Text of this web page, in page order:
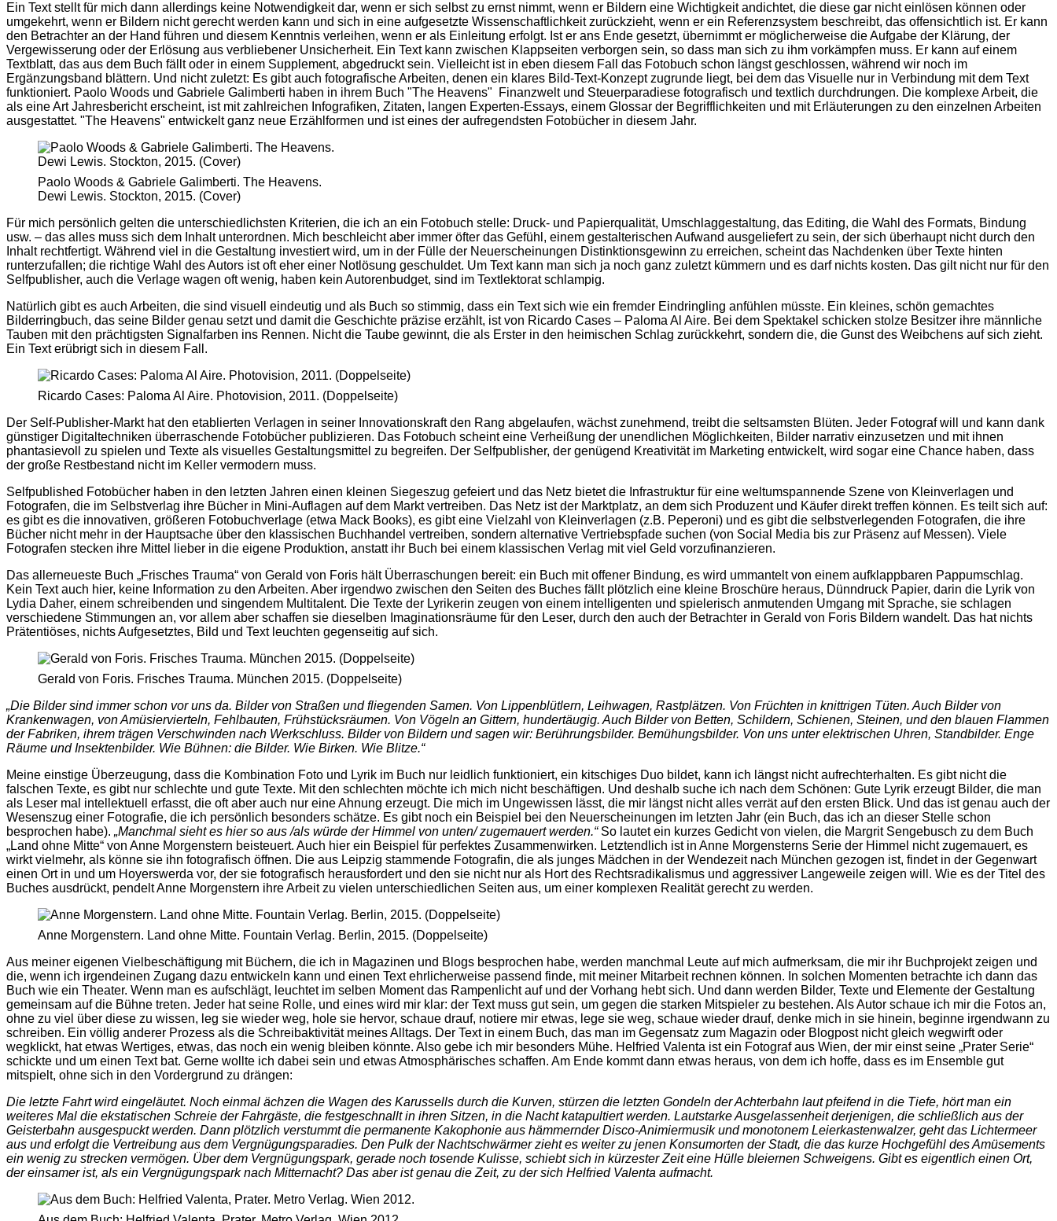
Ein Text stellt für mich dann allerdings keine Notwendigkeit dar, wenn er sich selbst zu ernst nimmt, wenn er Bildern eine Wichtigkeit andichtet, die diese gar nicht einlösen können oder
umgekehrt, wenn er Bildern nicht gerecht werden kann und sich in eine aufgesetzte Wissenschaftlichkeit zurückzieht, wenn er ein Referenzsystem beschreibt, das offensichtlich ist. Er kann
den Betrachter an der Hand führen und diesem Kenntnis verleihen, wenn er als Einleitung erfolgt. Ist er ans Ende gesetzt, übernimmt er möglicherweise die Aufgabe der Klärung, der
Vergewisserung oder der Erlösung aus verbliebener Unsicherheit. Ein Text kann zwischen Klappseiten verborgen sein, so dass man sich zu ihm vorkämpfen muss. Er kann auf einem
Textblatt, das aus dem Buch fällt oder in einem Supplement, abgedruckt sein. Vielleicht ist in eben diesem Fall das Fotobuch schon längst geschlossen, während wir noch im
Ergänzungsband blättern. Und nicht zuletzt: Es gibt auch fotografische Arbeiten, denen ein klares Bild-Text-Konzept zugrunde liegt, bei dem das Visuelle nur in Verbindung mit dem Text
funktioniert. Paolo Woods und Gabriele Galimberti haben in ihrem Buch "The Heavens" Finanzwelt und Steuerparadiese fotografisch und textlich durchdrungen. Die komplexe Arbeit, die
als eine Art Jahresbericht erscheint, ist mit zahlreichen Infografiken, Zitaten, langen Experten-Essays, einem Glossar der Begrifflichkeiten und mit Erläuterungen zu den einzelnen Arbeiten
ausgestattet. "The Heavens" entwickelt ganz neue Erzählformen und ist eines der aufregendsten Fotobücher in diesem Jahr.
Paolo Woods & Gabriele Galimberti. The Heavens.
Dewi Lewis. Stockton, 2015. (Cover)
Für mich persönlich gelten die unterschiedlichsten Kriterien, die ich an ein Fotobuch stelle: Druck- und Papierqualität, Umschlaggestaltung, das Editing, die Wahl des Formats, Bindung
usw. – das alles muss sich dem Inhalt unterordnen. Mich beschleicht aber immer öfter das Gefühl, einem gestalterischen Aufwand ausgeliefert zu sein, der sich überhaupt nicht durch den
Inhalt rechtfertigt. Während viel in die Gestaltung investiert wird, um in der Fülle der Neuerscheinungen Distinktionsgewinn zu erreichen, scheint das Nachdenken über Texte hinten
runterzufallen; die richtige Wahl des Autors ist oft eher einer Notlösung geschuldet. Um Text kann man sich ja noch ganz zuletzt kümmern und es darf nichts kosten. Das gilt nicht nur für den
Selfpublisher, auch die Verlage wagen oft wenig, haben kein Autorenbudget, sind im Textlektorat schlampig.
Natürlich gibt es auch Arbeiten, die sind visuell eindeutig und als Buch so stimmig, dass ein Text sich wie ein fremder Eindringling anfühlen müsste. Ein kleines, schön gemachtes
Bilderringbuch, das seine Bilder genau setzt und damit die Geschichte präzise erzählt, ist von Ricardo Cases – Paloma Al Aire. Bei dem Spektakel schicken stolze Besitzer ihre männliche
Tauben mit den prächtigsten Signalfarben ins Rennen. Nicht die Taube gewinnt, die als Erster in den heimischen Schlag zurückkehrt, sondern die, die Gunst des Weibchens auf sich zieht.
Ein Text erübrigt sich in diesem Fall.
Ricardo Cases: Paloma Al Aire. Photovision, 2011. (Doppelseite)
Der Self-Publisher-Markt hat den etablierten Verlagen in seiner Innovationskraft den Rang abgelaufen, wächst zunehmend, treibt die seltsamsten Blüten. Jeder Fotograf will und kann dank
günstiger Digitaltechniken überraschende Fotobücher publizieren. Das Fotobuch scheint eine Verheißung der unendlichen Möglichkeiten, Bilder narrativ einzusetzen und mit ihnen
phantasievoll zu spielen und Texte als visuelles Gestaltungsmittel zu begreifen. Der Selfpublisher, der genügend Kreativität im Marketing entwickelt, wird sogar eine Chance haben, dass
der große Restbestand nicht im Keller vermodern muss.
Selfpublished Fotobücher haben in den letzten Jahren einen kleinen Siegeszug gefeiert und das Netz bietet die Infrastruktur für eine weltumspannende Szene von Kleinverlagen und
Fotografen, die im Selbstverlag ihre Bücher in Mini-Auflagen auf dem Markt vertreiben. Das Netz ist der Marktplatz, an dem sich Produzent und Käufer direkt treffen können. Es teilt sich auf:
es gibt es die innovativen, größeren Fotobuchverlage (etwa Mack Books), es gibt eine Vielzahl von Kleinverlagen (z.B. Peperoni) und es gibt die selbstverlegenden Fotografen, die ihre
Bücher nicht mehr in der Hauptsache über den klassischen Buchhandel vertreiben, sondern alternative Vertriebspfade suchen (von Social Media bis zur Präsenz auf Messen). Viele
Fotografen stecken ihre Mittel lieber in die eigene Produktion, anstatt ihr Buch bei einem klassischen Verlag mit viel Geld vorzufinanzieren.
Das allerneueste Buch „Frisches Trauma“ von Gerald von Foris hält Überraschungen bereit: ein Buch mit offener Bindung, es wird ummantelt von einem aufklappbaren Pappumschlag.
Kein Text auch hier, keine Information zu den Arbeiten. Aber irgendwo zwischen den Seiten des Buches fällt plötzlich eine kleine Broschüre heraus, Dünndruck Papier, darin die Lyrik von
Lydia Daher, einem schreibenden und singendem Multitalent. Die Texte der Lyrikerin zeugen von einem intelligenten und spielerisch anmutenden Umgang mit Sprache, sie schlagen
verschiedene Stimmungen an, vor allem aber schaffen sie dieselben Imaginationsräume für den Leser, durch den auch der Betrachter in Gerald von Foris Bildern wandelt. Das hat nichts
Prätentiöses, nichts Aufgesetztes, Bild und Text leuchten gegenseitig auf sich.
Gerald von Foris. Frisches Trauma. München 2015. (Doppelseite)
„Die Bilder sind immer schon vor uns da. Bilder von Straßen und fliegenden Samen. Von Lippenblütlern, Leihwagen, Rastplätzen. Von Früchten in knittrigen Tüten. Auch Bilder von
Krankenwagen, von Amüsiervierteln, Fehlbauten, Frühstücksräumen. Von Vögeln an Gittern, hundertäugig. Auch Bilder von Betten, Schildern, Schienen, Steinen, und den blauen Flammen
der Fabriken, ihrem trägen Verschwinden nach Werkschluss. Bilder von Bildern und sagen wir: Berührungsbilder. Bemühungsbilder. Von uns unter elektrischen Uhren, Standbilder. Enge
Räume und Insektenbilder. Wie Bühnen: die Bilder. Wie Birken. Wie Blitze.“
Meine einstige Überzeugung, dass die Kombination Foto und Lyrik im Buch nur leidlich funktioniert, ein kitschiges Duo bildet, kann ich längst nicht aufrechterhalten. Es gibt nicht die
falschen Texte, es gibt nur schlechte und gute Texte. Mit den schlechten möchte ich mich nicht beschäftigen. Und deshalb suche ich nach dem Schönen: Gute Lyrik erzeugt Bilder, die man
als Leser mal intellektuell erfasst, die oft aber auch nur eine Ahnung erzeugt. Die mich im Ungewissen lässt, die mir längst nicht alles verrät auf den ersten Blick. Und das ist genau auch der
Wesenszug einer Fotografie, die ich persönlich besonders schätze. Es gibt noch ein Beispiel bei den Neuerscheinungen im letzten Jahr (ein Buch, das ich an dieser Stelle schon
besprochen habe). „Manchmal sieht es hier so aus /als würde der Himmel von unten/ zugemauert werden.“So lautet ein kurzes Gedicht von vielen, die Margrit Sengebusch zu dem Buch
„Land ohne Mitte“ von Anne Morgenstern beisteuert. Auch hier ein Beispiel für perfektes Zusammenwirken. Letztendlich ist in Anne Morgensterns Serie der Himmel nicht zugemauert, es
wirkt vielmehr, als könne sie ihn fotografisch öffnen. Die aus Leipzig stammende Fotografin, die als junges Mädchen in der Wendezeit nach München gezogen ist, findet in der Gegenwart
einen Ort in und um Hoyerswerda vor, der sie fotografisch herausfordert und den sie nicht nur als Hort des Rechtsradikalismus und aggressiver Langeweile zeigen will. Wie es der Titel des
Buches ausdrückt, pendelt Anne Morgenstern ihre Arbeit zu vielen unterschiedlichen Seiten aus, um einer komplexen Realität gerecht zu werden.
Anne Morgenstern. Land ohne Mitte. Fountain Verlag. Berlin, 2015. (Doppelseite)
Aus meiner eigenen Vielbeschäftigung mit Büchern, die ich in Magazinen und Blogs besprochen habe, werden manchmal Leute auf mich aufmerksam, die mir ihr Buchprojekt zeigen und
die, wenn ich irgendeinen Zugang dazu entwickeln kann und einen Text ehrlicherweise passend finde, mit meiner Mitarbeit rechnen können. In solchen Momenten betrachte ich dann das
Buch wie ein Theater. Wenn man es aufschlägt, leuchtet im selben Moment das Rampenlicht auf und der Vorhang hebt sich. Und dann werden Bilder, Texte und Elemente der Gestaltung
gemeinsam auf die Bühne treten. Jeder hat seine Rolle, und eines wird mir klar: der Text muss gut sein, um gegen die starken Mitspieler zu bestehen. Als Autor schaue ich mir die Fotos an,
ohne zu viel über diese zu wissen, leg sie wieder weg, hole sie hervor, schaue drauf, notiere mir etwas, lege sie weg, schaue wieder drauf, denke mich in sie hinein, beginne irgendwann zu
schreiben. Ein völlig anderer Prozess als die Schreibaktivität meines Alltags. Der Text in einem Buch, das man im Gegensatz zum Magazin oder Blogpost nicht gleich wegwirft oder
wegklickt, hat etwas Wertiges, etwas, das noch ein wenig bleiben könnte. Also gebe ich mir besonders Mühe. Helfried Valenta ist ein Fotograf aus Wien, der mir einst seine „Prater Serie“
schickte und um einen Text bat. Gerne wollte ich dabei sein und etwas Atmosphärisches schaffen. Am Ende kommt dann etwas heraus, von dem ich hoffe, dass es im Ensemble gut
mitspielt, ohne sich in den Vordergrund zu drängen:
Die letzte Fahrt wird eingeläutet. Noch einmal ächzen die Wagen des Karussells durch die Kurven, stürzen die letzten Gondeln der Achterbahn laut pfeifend in die Tiefe, hört man ein
weiteres Mal die ekstatischen Schreie der Fahrgäste, die festgeschnallt in ihren Sitzen, in die Nacht katapultiert werden. Lautstarke Ausgelassenheit derjenigen, die schließlich aus der
Geisterbahn ausgespuckt werden. Dann plötzlich verstummt die permanente Kakophonie aus hämmernder Disco-Animiermusik und monotonem Leierkastenwalzer, geht das Lichtermeer
aus und erfolgt die Vertreibung aus dem Vergnügungsparadies. Den Pulk der Nachtschwärmer zieht es weiter zu jenen Konsumorten der Stadt, die das kurze Hochgefühl des Amüsements
ein wenig zu strecken vermögen. Über dem Vergnügungspark, gerade noch tosende Kulisse, schiebt sich in kürzester Zeit eine Hülle bleiernen Schweigens. Gibt es eigentlich einen Ort,
der einsamer ist, als ein Vergnügungspark nach Mitternacht? Das aber ist genau die Zeit, zu der sich Helfried Valenta aufmacht.